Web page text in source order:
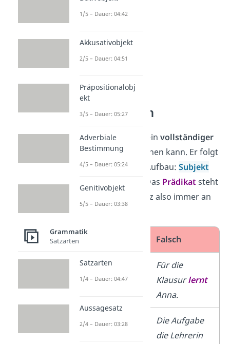
Satzbau von
Hauptsätzen
EinHauptsatz ist ein vollständiger
Satz, der allein stehen kann. Er folgt
in der Regel dem Aufbau: Subjekt
Das Prädikat steht
in einem Hauptsatz also immer an
Falsch
Annalernt
die Klausur.
Für die
Klausurlernt
Anna.
Die Lehrerin
Die Aufgabe
die Lehrerin
1/5 – Dauer: 04:42
Akkusativobjekt
2/5 – Dauer: 04:51
Präpositionalobj
ekt
3/5 – Dauer: 05:27
Adverbiale
Bestimmung
4/5 – Dauer: 05:24
Genitivobjekt
5/5 – Dauer: 03:38
Grammatik
Satzarten
Satzarten
1/4 – Dauer: 04:47
Aussagesatz
2/4 – Dauer: 03:28